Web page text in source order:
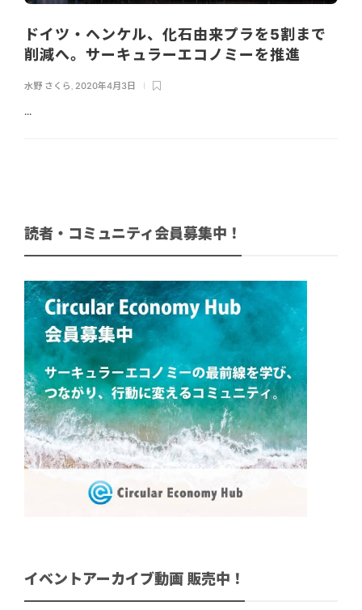
ドイツ・ヘンケル、化石由来プラを5割まで
削減へ。サーキュラーエコノミーを推進
水野 さくら 2020年4月3日
...
読者・コミュニティ会員募集中！
イベントアーカイブ動画 販売中！